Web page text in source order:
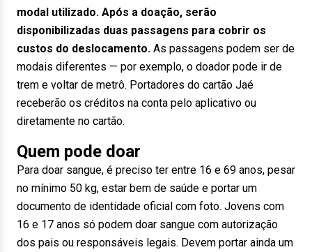
modal utilizado. Após a doação, serão
disponibilizadas duas passagens para cobrir os
custos do deslocamento. As passagens podem ser de
modais diferentes — por exemplo, o doador pode ir de
trem e voltar de metrô. Portadores do cartão Jaé
receberão os créditos na conta pelo aplicativo ou
diretamente no cartão.
Quem pode doar
Para doar sangue, é preciso ter entre 16 e 69 anos, pesar
no mínimo 50 kg, estar bem de saúde e portar um
documento de identidade oficial com foto. Jovens com
16 e 17 anos só podem doar sangue com autorização
dos pais ou responsáveis legais. Devem portar ainda um